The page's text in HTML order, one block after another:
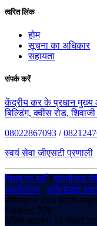
त्वरित लिंक
होम
सूचना का अधिकार
सहायता
संपर्क करें
केंद्रीय कर के प्रधान मुख्य
बिल्डिंग, क्वींस रोड,
08022867093 /
स्वयं सेवा जीएसटी प्रणाली
नियम एवं शर्तें|गोपनीयता
अस्वीकरण | अभिगम्यता
कॉपीराइट © 2025 केंद्रीय वस्तु
Visitors: 770
अंतिम अद्यतन: 14 नवंबर